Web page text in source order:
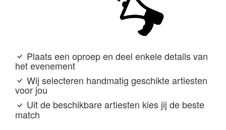
Plaats een oproep en deel enkele details van
het evenement
Wij selecteren handmatig geschikte artiesten
voor jou
Uit de beschikbare artiesten kies jij de beste
match